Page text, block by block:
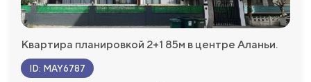
Квартира планировкой 2+1 85м в центре Аланьи.
ID: MAY6787